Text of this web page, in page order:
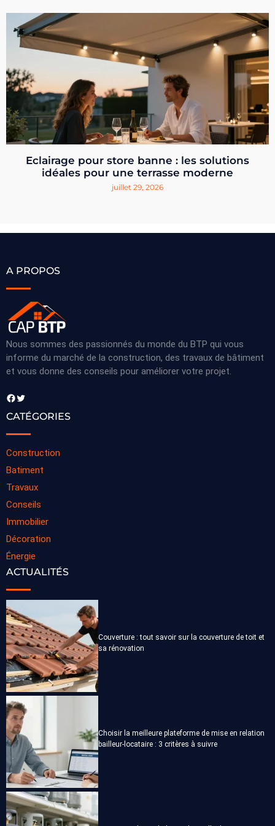
Eclairage pour store banne : les solutions
idéales pour une terrasse moderne
juillet 29, 2026
A PROPOS
Nous sommes des passionnés du monde du BTP qui vous
informe du marché de la construction, des travaux de bâtiment
et vous donne des conseils pour améliorer votre projet.
Facebook Twitter
CATÉGORIES
Construction
Batiment
Travaux
Conseils
Immobilier
Décoration
Énergie
ACTUALITÉS
Couverture : tout savoir sur la couverture de toit et
sa rénovation
Choisir la meilleure plateforme de mise en relation
bailleur-locataire : 3 critères à suivre